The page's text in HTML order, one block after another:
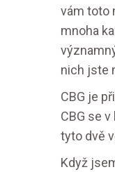
vám toto
mnoha
nich jste
CBG je
CBG se
tyto dvě
Když